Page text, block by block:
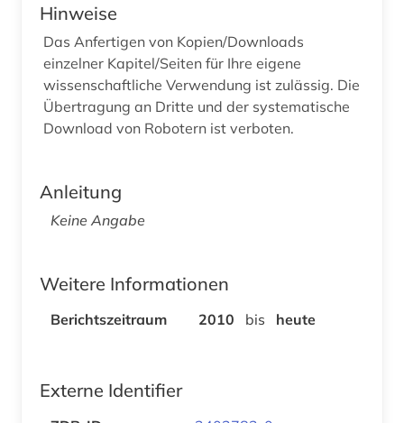
Hinweise
Das Anfertigen von Kopien/Downloads
einzelner Kapitel/Seiten für Ihre eigene
wissenschaftliche Verwendung ist zulässig. Die
Übertragung an Dritte und der systematische
Download von Robotern ist verboten.
Anleitung
Keine Angabe
Weitere Informationen
Berichtszeitraum 2010 bis heute
Externe Identifier